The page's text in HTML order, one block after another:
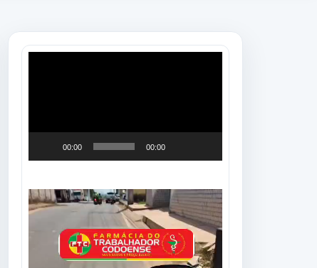
00:00 00:00
Tocador
de
vídeo